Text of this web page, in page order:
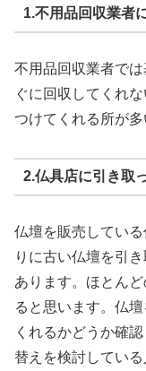
1.不用品回収業者
不用品回収業者で
ぐに回収してくれ
つけてくれる所が多
2.仏具店に引き取
仏壇を販売してい
りに古い仏壇を引
あります。ほとん
ると思います。仏
くれるかどうか確
替えを検討してい